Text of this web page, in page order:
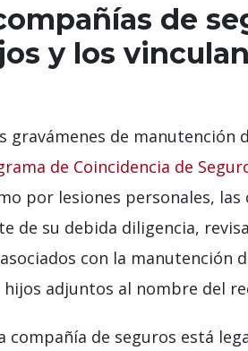
de
y los
gravámenes de manutención
de Coincidencia de
por lesiones personales,
de su debida diligencia,
con la manutención
adjuntos al nombre del
compañía de seguros está